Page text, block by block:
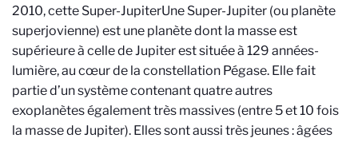
2010, cette Super-JupiterUne Super-Jupiter (ou planète
superjovienne) est une planète dont la masse est
supérieure à celle de Jupiterest située à 129 années-
lumière, au cœur de la constellation Pégase. Elle fait
partie d’un système contenant quatre autres
exoplanètes également très massives (entre 5 et 10 fois
la masse de Jupiter). Elles sont aussi très jeunes : âgées